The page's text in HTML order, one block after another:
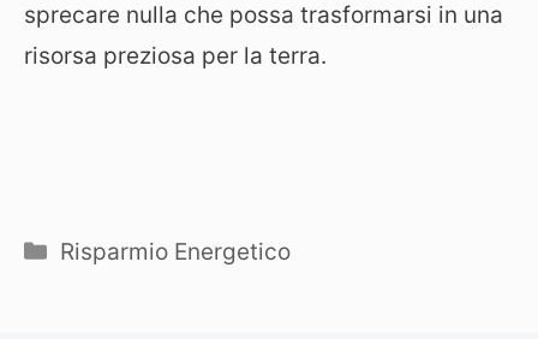
sprecare nulla che possa trasformarsi in una
risorsa preziosa per la terra.
Categorie
Risparmio Energetico